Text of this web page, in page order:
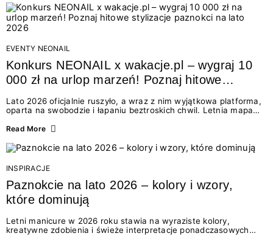
zmysłami: przez soczysty kolor, aksamitną teksturę,
orzeźwiający zapach i słodki akcent na podniebieniu. Tego lata
NEONAIL łączy siły z marką Willisch, tworząc unikalny projekt
na styku jedzenia i piękna....
EVENTY NEONAIL
Konkurs NEONAIL x wakacje.pl – wygraj 10
000 zł na urlop marzeń! Poznaj hitowe
Lato 2026 oficjalnie ruszyło, a wraz z nim wyjątkowa platforma,
oparta na swobodzie i łapaniu beztroskich chwil. Letnia mapa
doświadczenia wakacji – od spontanicznych wyjazdów, przez
Motywem przewodnim jest eksplorowanie i kolekcjonowanie
letnich momentów. Z tej okazji przygotowaliśmy coś absolutnie
wyjątkowego: wielki konkurs z wakacje.pl oraz dawkę
najgorętszych trendów w...
Read More
INSPIRACJE
Paznokcie na lato 2026 – kolory i wzory,
które dominują
Letni manicure w 2026 roku stawia na wyraziste kolory,
kreatywne zdobienia i świeże interpretacje ponadczasowych